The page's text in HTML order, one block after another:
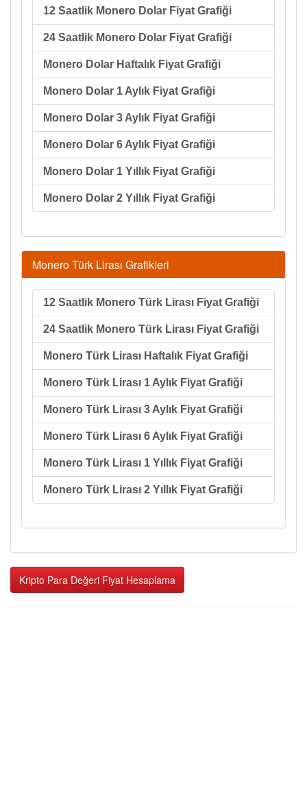
12 Saatlik Monero Dolar Fiyat Grafiği
24 Saatlik Monero Dolar Fiyat Grafiği
Monero Dolar Haftalık Fiyat Grafiği
Monero Dolar 1 Aylık Fiyat Grafiği
Monero Dolar 3 Aylık Fiyat Grafiği
Monero Dolar 6 Aylık Fiyat Grafiği
Monero Dolar 1 Yıllık Fiyat Grafiği
Monero Dolar 2 Yıllık Fiyat Grafiği
Monero Türk Lirası Grafikleri
12 Saatlik Monero Türk Lirası Fiyat Grafiği
24 Saatlik Monero Türk Lirası Fiyat Grafiği
Monero Türk Lirası Haftalık Fiyat Grafiği
Monero Türk Lirası 1 Aylık Fiyat Grafiği
Monero Türk Lirası 3 Aylık Fiyat Grafiği
Monero Türk Lirası 6 Aylık Fiyat Grafiği
Monero Türk Lirası 1 Yıllık Fiyat Grafiği
Monero Türk Lirası 2 Yıllık Fiyat Grafiği
Kripto Para Değeri Fiyat Hesaplama